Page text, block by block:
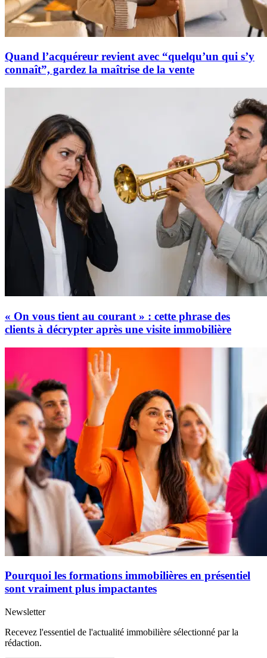
Quand l’acquéreur revient avec “quelqu’un qui s’y
connaît”, gardez la maîtrise de la vente
« On vous tient au courant » : cette phrase des
clients à décrypter après une visite immobilière
Pourquoi les formations immobilières en présentiel
sont vraiment plus impactantes
Newsletter
Recevez l'essentiel de l'actualité immobilière sélectionné par la
rédaction.